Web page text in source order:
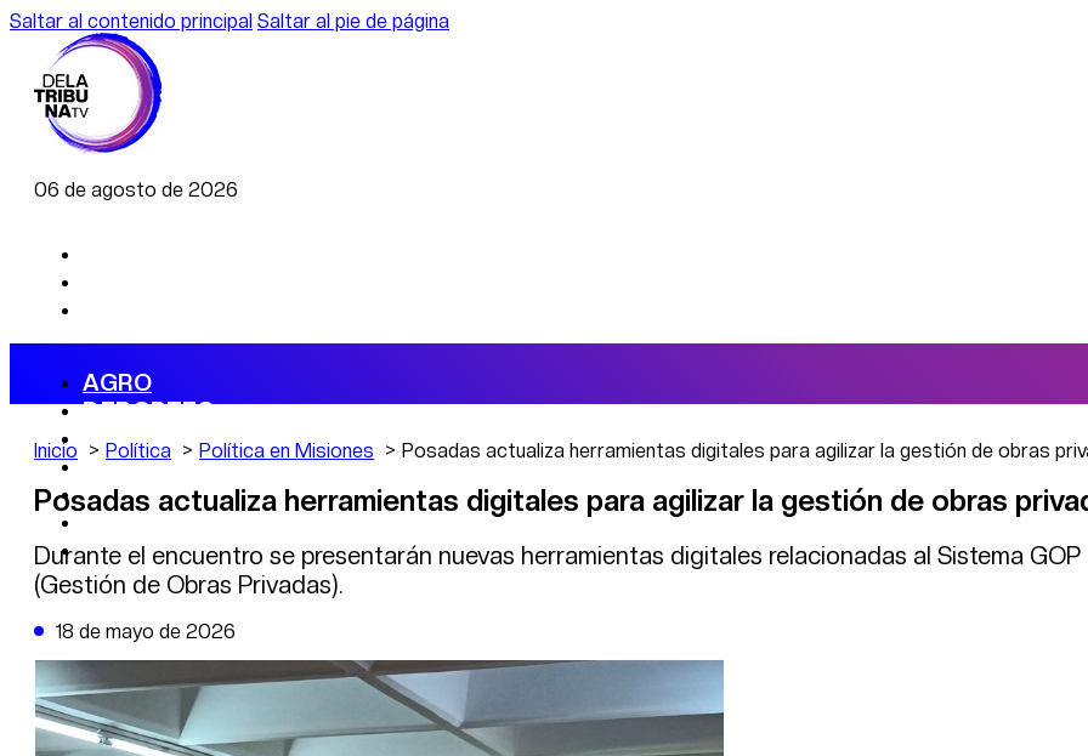
Saltar al contenido principal Saltar al pie de página
06 de agosto de 2026
AGRO
DEPORTES
ECONOMÍA
POLÍTICA
CAMBIO CLIMÁTICO
DE LA TRIBUNA TV
Inicio Política Política en Misiones Posadas actualiza herramientas digitales para agilizar la gestión de obras
Posadas actualiza herramientas digitales para agilizar la gestión de obras
Durante el encuentro se presentarán nuevas herramientas digitales relacionadas al Sistema GOP
(Gestión de Obras Privadas).
18 de mayo de 2026